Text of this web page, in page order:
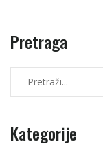
Pretraga
Kategorije